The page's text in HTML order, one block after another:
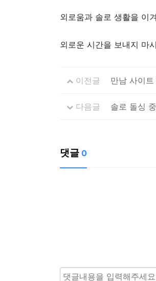
외로움과 솔로 생활을 이
외로운 시간을 보내지 마
이전글 만남 사이
다음글 솔로 돌싱
댓글 0